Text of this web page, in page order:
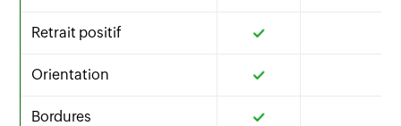
Retrait positif
Orientation
Bordures